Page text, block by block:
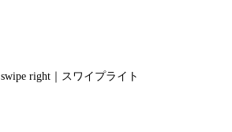
swipe right｜スワイプライト